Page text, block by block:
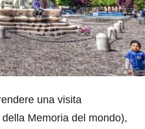
una visita
Memoria del mondo),